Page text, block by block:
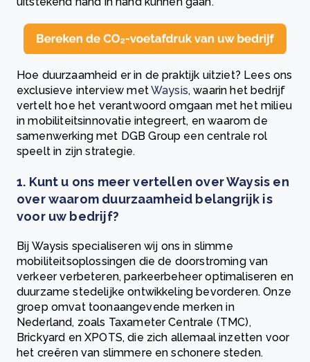
Hoe duurzaamheid er in de praktijk uitziet? Lees ons
exclusieve interview metWaysis, waarin het bedrijf
vertelt hoe het verantwoord omgaan met het milieu
in mobiliteitsinnovatie integreert, en waarom de
samenwerking met DGB Group een centrale rol
speelt in zijn strategie.
1. Kunt u ons meer vertellen over Waysis en
over waarom duurzaamheid belangrijk is
voor uw bedrijf?
Bij Waysis specialiseren wij ons in slimme
mobiliteitsoplossingen die de doorstroming van
verkeer verbeteren, parkeerbeheer optimaliseren en
duurzame stedelijke ontwikkeling bevorderen. Onze
groep omvat toonaangevende merken in
Nederland, zoals Taxameter Centrale (TMC),
Brickyard en XPOTS, die zich allemaal inzetten voor
het creëren van slimmere en schonere steden.